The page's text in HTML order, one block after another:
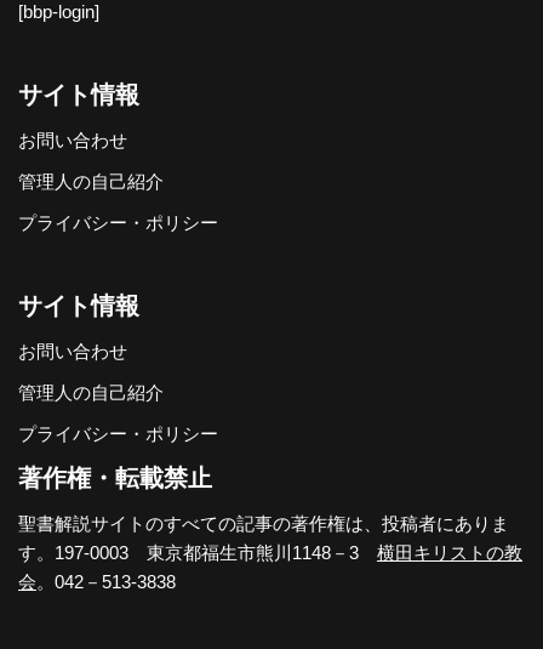
[bbp-login]
サイト情報
お問い合わせ
管理人の自己紹介
プライバシー・ポリシー
サイト情報
お問い合わせ
管理人の自己紹介
プライバシー・ポリシー
著作権・転載禁止
聖書解説サイトのすべての記事の著作権は、投稿者にありま
す。197-0003 東京都福生市熊川1148－3 横田キリストの教
会。042－513-3838